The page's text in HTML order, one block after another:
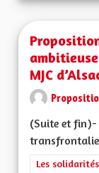
MJC
(Suite et fin)-
Filtrer les
Les